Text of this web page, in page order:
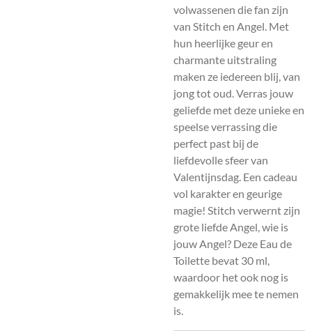
volwassenen die fan zijn
van Stitch en Angel. Met
hun heerlijke geur en
charmante uitstraling
maken ze iedereen blij, van
jong tot oud. Verras jouw
geliefde met deze unieke en
speelse verrassing die
perfect past bij de
liefdevolle sfeer van
Valentijnsdag. Een cadeau
vol karakter en geurige
magie! Stitch verwernt zijn
grote liefde Angel, wie is
jouw Angel? Deze Eau de
Toilette bevat 30 ml,
waardoor het ook nog is
gemakkelijk mee te nemen
is.